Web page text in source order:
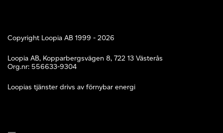
Copyright Loopia AB 1999 - 2026
Loopia AB, Kopparbergsvägen 8, 722 13 Västerås
Org.nr: 556633-9304
Loopias tjänster drivs av förnybar energi